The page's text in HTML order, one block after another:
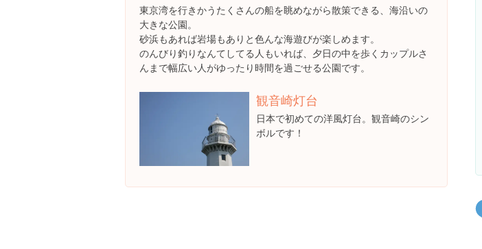
東京湾を行きかうたくさんの船を眺めながら散策できる、海沿いの
大きな公園。
砂浜もあれば岩場もありと色んな海遊びが楽しめます。
のんびり釣りなんてしてる人もいれば、夕日の中を歩くカップルさ
んまで幅広い人がゆったり時間を過ごせる公園です。
観音崎灯台
日本で初めての洋風灯台。観音崎のシン
ボルです！